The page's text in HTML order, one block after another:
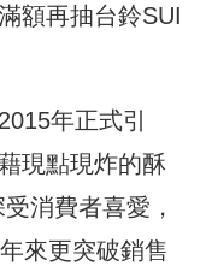
額再抽台鈴SUI
年正式引
現點現炸的酥
消費者喜愛，
來更突破銷售